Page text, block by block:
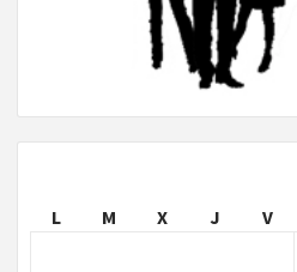
L
M X J V